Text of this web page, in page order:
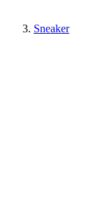
Sneaker